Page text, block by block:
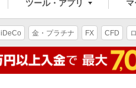
ツール・アプリ
iDeCo 金・プラチナ FX CFD